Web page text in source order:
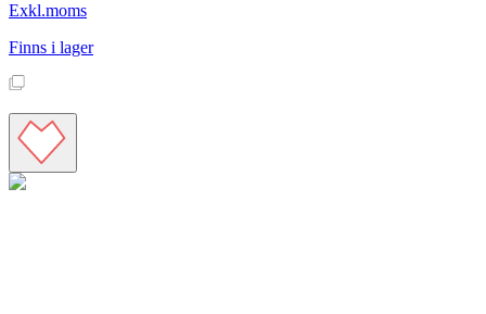
Exkl.moms
Finns i lager